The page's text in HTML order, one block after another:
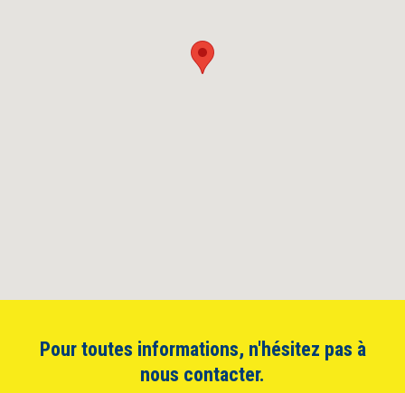
Pour toutes informations, n'hésitez pas à
nous contacter.